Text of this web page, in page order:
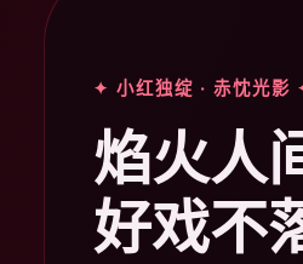
✦ 小红独绽 · 赤忱光影
焰火人
好戏不